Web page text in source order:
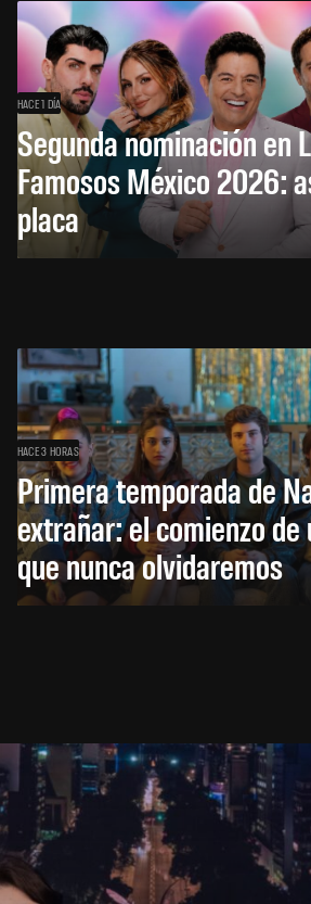
HACE 1 DÍA
Segunda nominación en
Famosos México 2026:
placa
HACE 3 HORAS
Primera temporada de
extrañar: el comienzo
que nunca olvidaremos